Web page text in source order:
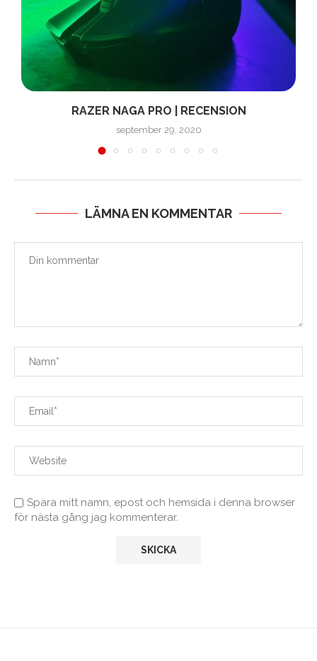
RAZER NAGA PRO | RECENSION
september 29, 2020
LÄMNA EN KOMMENTAR
Spara mitt namn, epost och hemsida i denna browser
för nästa gång jag kommenterar.